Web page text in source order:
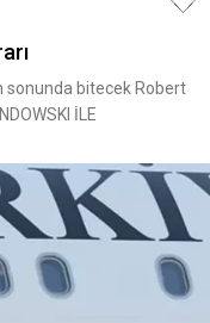
sonunda bitecek Robert
İLE